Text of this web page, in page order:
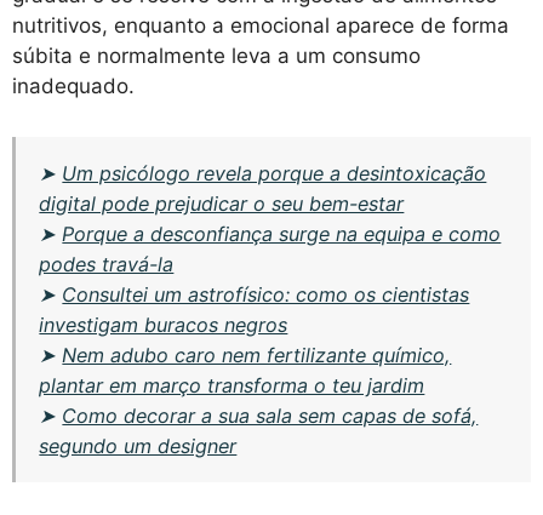
nutritivos, enquanto a emocional aparece de forma
súbita e normalmente leva a um consumo
inadequado.
➤ Um psicólogo revela porque a desintoxicação
digital pode prejudicar o seu bem-estar
➤ Porque a desconfiança surge na equipa e como
podes travá-la
➤ Consultei um astrofísico: como os cientistas
investigam buracos negros
➤ Nem adubo caro nem fertilizante químico,
plantar em março transforma o teu jardim
➤ Como decorar a sua sala sem capas de sofá,
segundo um designer